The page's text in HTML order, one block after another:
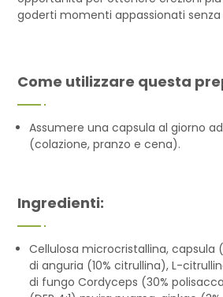
goderti momenti appassionati senza
Come utilizzare questa
Assumere una capsula al giorno
(colazione, pranzo e cena).
Ingredienti:
Cellulosa microcristallina,
di anguria (10% citrullina), L-
di fungo Cordyceps (30%